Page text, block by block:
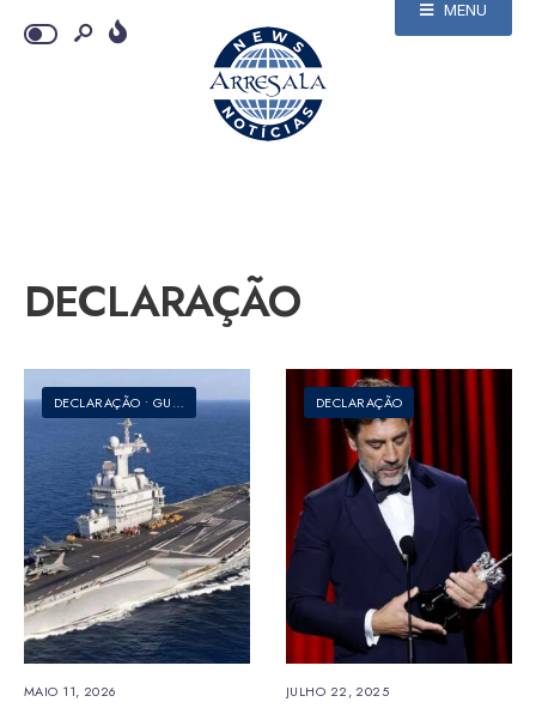
MENU
DECLARAÇÃO
DECLARAÇÃO • GUERRA •IRÃ
MAIO 11, 2026
DECLARAÇÃO
JULHO 22, 2025